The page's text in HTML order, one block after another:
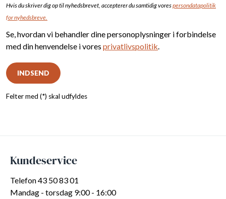
Hvis du skriver dig op til nyhedsbrevet, accepterer du samtidig vorespersondatapolitik
for nyhedsbreve.
Se, hvordan vi behandler dine personoplysninger i forbindelse
med din henvendelse i vores privatlivspolitik
INDSEND
Felter med (*) skal udfyldes
Kundeservice
Telefon 43 50 83 01
Mandag - torsdag 9:00 - 16:00